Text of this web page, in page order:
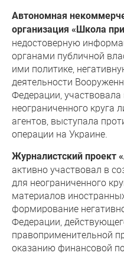
Автономная
организация «Школа
недостоверную
органами публичной
ими политике,
деятельности
Федерации,
неограниченного круга
агентов, выступала
операции на Украине.
Журналистский проект
активно участвовал в
для неограниченного
материалов
формирование
Федерации,
правоприменительной
оказанию финансовой